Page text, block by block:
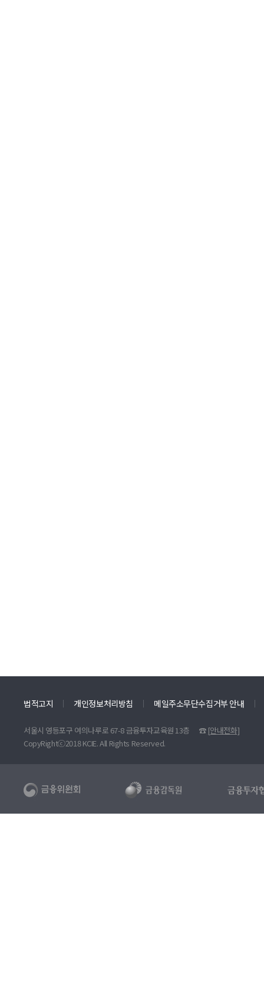
법적고지 개인정보처리방침 메일주소무단수집거부 안내
서울시 영등포구 여의나루로 67-8 금융투자교육원 13층 ☎ [안내전화]
CopyRightⓒ2018 KCIE. All Rights Reserved.